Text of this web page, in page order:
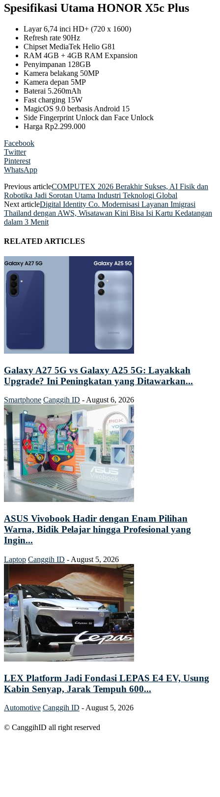
Spesifikasi Utama HONOR X5c Plus
Layar 6,74 inci HD+ (720 x 1600)
Refresh rate 90Hz
Chipset MediaTek Helio G81
RAM 4GB + 4GB RAM Expansion
Penyimpanan 128GB
Kamera belakang 50MP
Kamera depan 5MP
Baterai 5.260mAh
Fast charging 15W
MagicOS 9.0 berbasis Android 15
Side Fingerprint Unlock dan Face Unlock
Harga Rp2.299.000
Facebook
Twitter
Pinterest
WhatsApp
Previous articleCOMPUTEX 2026 Berakhir Sukses, AI Fisik dan
Robotika Jadi Sorotan Utama Industri Teknologi Global
Next articleDigital Identity Co. Modernisasi Layanan Imigrasi
Thailand dengan AWS, Wisatawan Kini Bisa Isi Kartu Kedatangan
dalam 3 Menit
RELATED ARTICLES
Galaxy A27 5G vs Galaxy A25 5G: Layakkah
Upgrade? Ini Peningkatan yang Ditawarkan...
Smartphone Canggih ID -August 6, 2026
ASUS Vivobook Hadir dengan Enam Pilihan
Warna, Bidik Pelajar hingga Profesional yang
Ingin...
Laptop Canggih ID - August 5, 2026
LEX Platform Jadi Fondasi LEPAS E4 EV, Usung
Kabin Senyap, Jarak Tempuh 600...
Automotive Canggih ID - August 5, 2026
© CanggihID all right reserved